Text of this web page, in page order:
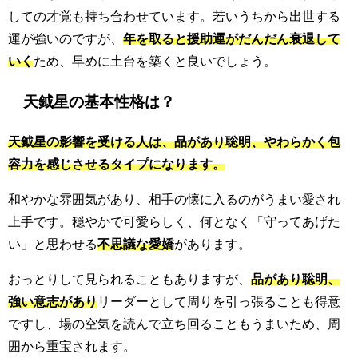
しての才覚も持ち合わせています。若いうちから出世する
運が強いのですが、 年を取ると援助運がだんだん衰退して
いくため、早めに土台を築くと良いでしょう。
天鉞星の基本性格は？
天鉞星の影響を受ける人は、品があり聡明、やわらかく包
容力を感じさせるタイプになります。
和やかな雰囲気があり、相手の懐に入るのがうまい愛され
上手です。穏やかで可愛らしく、何となく「守ってあげた
い」と思わせる不思議な愛嬌があります。
おっとりして見られることもありますが、 品があり聡明、
強い意志がありリーダーとして周りを引っ張ることも得意
ですし、場の空気を読んで立ち回ることもうまいため、周
囲から重宝されます。